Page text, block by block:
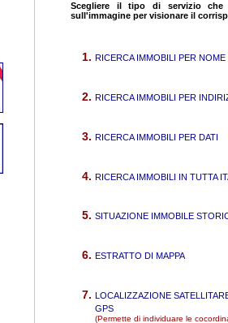
Scegliere il tipo di servizio che
sull'immagine per visionare il
RICERCA IMMOBILI PER
RICERCA IMMOBILI PER
RICERCA IMMOBILI PER DATI
RICERCA IMMOBILI IN TUTTA
SITUAZIONE IMMOBILE
ESTRATTO DI MAPPA
LOCALIZZAZIONE
GPS
(Permette di individuare le